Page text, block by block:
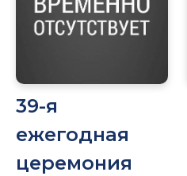
39-я
ежегодная
церемония